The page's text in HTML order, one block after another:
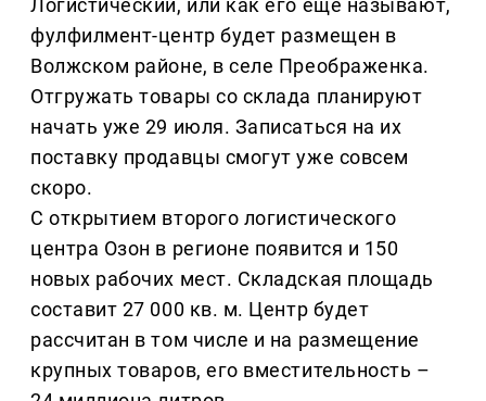
Логистический, или как его еще называют,
фулфилмент-центр будет размещен в
Волжском районе, в селе Преображенка.
Отгружать товары со склада планируют
начать уже 29 июля. Записаться на их
поставку продавцы смогут уже совсем
скоро.
С открытием второго логистического
центра Озон в регионе появится и 150
новых рабочих мест. Складская площадь
составит 27 000 кв. м. Центр будет
рассчитан в том числе и на размещение
крупных товаров, его вместительность –